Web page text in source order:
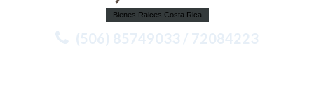
Bienes Raices Costa Rica
(506) 85749033 / 72084223